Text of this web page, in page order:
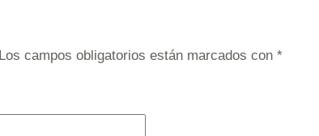
Los campos obligatorios están marcados con *